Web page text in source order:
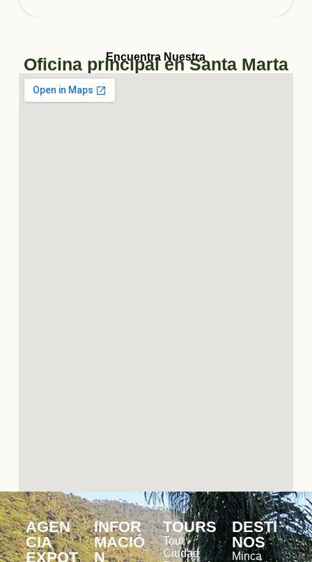
Encuentra Nuestra
Oficina principal en Santa Marta
AGEN
CIA
EXPOT
INFOR
MACIÓ
N
TOURS
Tour
Ciudad
DESTI
NOS
Minca